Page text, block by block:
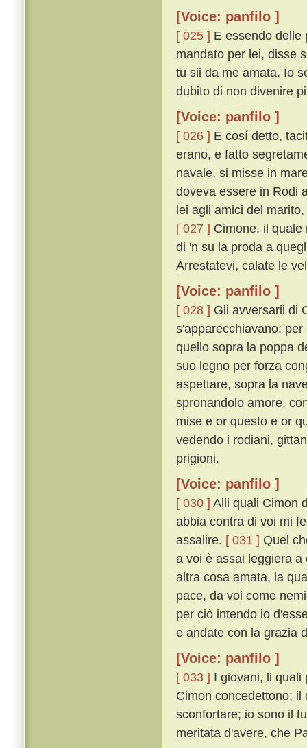
[Voice: panfilo ]
[ 025 ] E essendo delle
mandato per lei, disse
tu sii da me amata. Io
dubito di non divenire
[Voice: panfilo ]
[ 026 ] E cosí detto,
erano, e fatto
navale, si misse in
doveva essere in Rodi
lei agli amici del
[ 027 ] Cimone, il
di 'n su la proda a
Arrestatevi, calate le
[Voice: panfilo ]
[ 028 ] Gli avversarii di
s'apparecchiavano:
quello sopra la poppa
suo legno per forza
aspettare, sopra la
spronandolo amore,
mise e or questo e or
vedendo i rodiani,
prigioni.
[Voice: panfilo ]
[ 030 ] Alli quali Cimon
abbia contra di voi mi
assalire. [ 031 ] Quel
a voi è assai leggiera
altra cosa amata, la
pace, da voi come
per ciò intendo io
e andate con la grazia
[Voice: panfilo ]
[ 033 ] I giovani, li quali
Cimon concedettono; il
sconfortare; io sono il
meritata d'avere, che